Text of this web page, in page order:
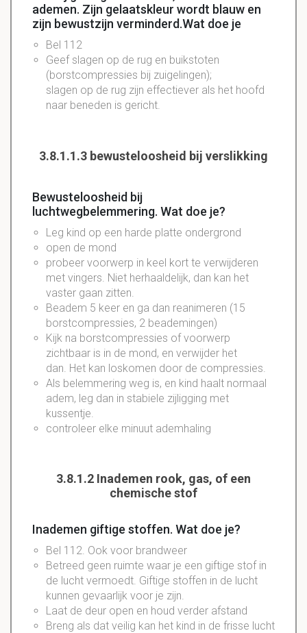
ademen. Zijn gelaatskleur wordt blauw en
zijn bewustzijn verminderd.Wat doe je
Bel 112
Geef slagen op de rug en buikstoten
(borstcompressies bij zuigelingen);
slagen op de rug zijn effectiever als het hoofd
naar beneden is gericht.
3.8.1.1.3 bewusteloosheid bij verslikking
Bewusteloosheid bij
luchtwegbelemmering. Wat doe je?
Leg kind op een harde platte ondergrond
open de mond
probeer voorwerp in keel kort te verwijderen
met vingers. Niet herhaaldelijk, dan kan het
vaster gaan zitten.
Beadem 5 keer en ga dan reanimeren (15
borstcompressies, 2 beademingen)
Kijk na borstcompressies of voorwerp
zichtbaar is in de mond, en verwijder het
dan. Het kan loskomen door de compressies.
Als belemmering weg is, en kind haalt normaal
adem, leg dan in stabiele zijligging met
kussentje.
controleer elke minuut ademhaling
3.8.1.2 Inademen rook, gas, of een
chemische stof
Inademen giftige stoffen. Wat doe je?
Bel 112. Ook voor brandweer
Betreed geen ruimte waar je een giftige stof in
de lucht vermoedt. Giftige stoffen in de lucht
kunnen gevaarlijk voor je zijn.
Laat de deur open en houd verder afstand
Breng als dat veilig kan het kind in de frisse lucht